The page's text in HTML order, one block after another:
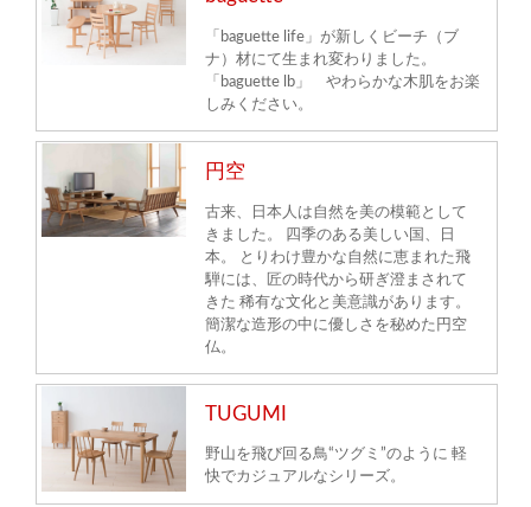
「baguette life」が新しくビーチ（ブ
ナ）材にて生まれ変わりました。
「baguette lb」 やわらかな木肌をお楽
しみください。
円空
古来、日本人は自然を美の模範として
きました。 四季のある美しい国、日
本。 とりわけ豊かな自然に恵まれた飛
騨には、匠の時代から研ぎ澄まされて
きた 稀有な文化と美意識があります。
簡潔な造形の中に優しさを秘めた円空
仏。
TUGUMI
野山を飛び回る鳥“ツグミ”のように 軽
快でカジュアルなシリーズ。